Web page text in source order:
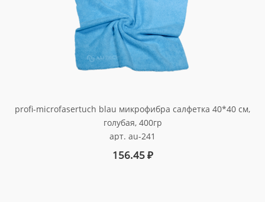
profi-microfasertuch blau микрофибра салфетка 40*40 см,
голубая, 400гр
арт. au-241
156.45₽